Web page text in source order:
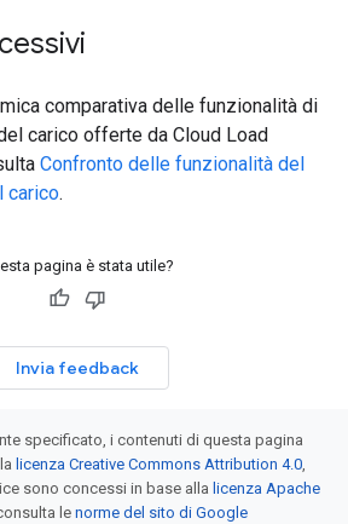
comparativa delle funzionalità di
carico offerte da Cloud Load
Confronto delle funzionalità del
carico.
pagina è stata utile?
Invia feedback
specificato, i contenuti di questa pagina
licenza Creative Commons Attribution 4.0,
sono concessi in base alla licenza Apache
le norme del sito di Google